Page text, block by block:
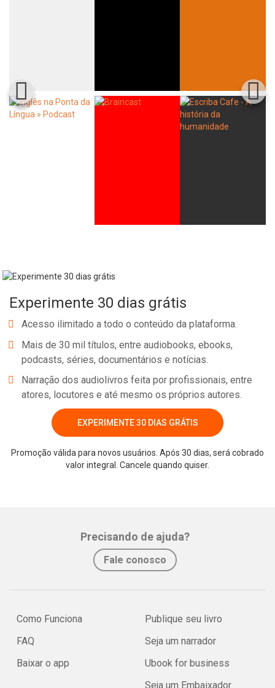
Experimente 30 dias grátis
Acesso ilimitado a todo o conteúdo da plataforma.
Mais de 30 mil títulos, entre audiobooks, ebooks,
podcasts, séries, documentários e notícias.
Narração dos audiolivros feita por profissionais, entre
atores, locutores e até mesmo os próprios autores.
EXPERIMENTE 30 DIAS GRÁTIS
Promoção válida para novos usuários. Após 30 dias, será cobrado
valor integral. Cancele quando quiser.
Precisando de ajuda?
Fale conosco
Como Funciona
FAQ
Baixar o app
Publique seu livro
Seja um narrador
Ubook for business
Seja um Embaixador